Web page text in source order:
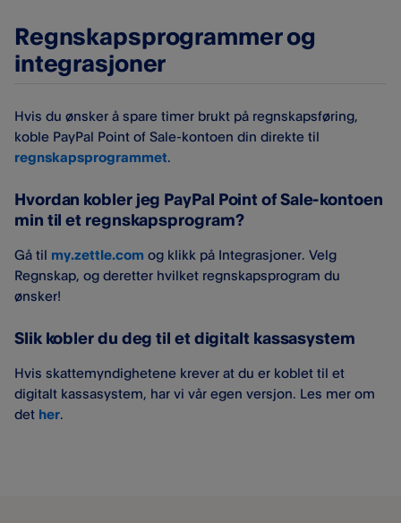
Regnskapsprogrammer og
integrasjoner
Hvis du ønsker å spare timer brukt på regnskapsføring,
koble PayPal Point of Sale-kontoen din direkte til
regnskapsprogrammet.
Hvordan kobler jeg PayPal Point of Sale-kontoen
min til et regnskapsprogram?
Gå til my.zettle.com og klikk på Integrasjoner. Velg
Regnskap, og deretter hvilket regnskapsprogram du
ønsker!
Slik kobler du deg til et digitalt kassasystem
Hvis skattemyndighetene krever at du er koblet til et
digitalt kassasystem, har vi vår egen versjon. Les mer om
det her.